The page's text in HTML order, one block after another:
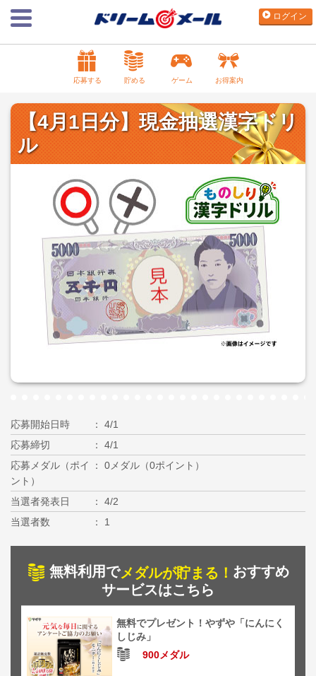
ログイン
応募する 貯める ゲーム お得案内
【4月1日分】現金抽選漢字ドリ
ル
応募開始日時
4/1
応募締切
4/1
応募メダル（ポイ
ント）
0メダル（0ポイント）
当選者発表日
4/2
当選者数
1
無料利用でメダルが貯まる！ おすすめ
サービスはこちら
無料でプレゼント！やずや「にんにく
しじみ」
900メダル